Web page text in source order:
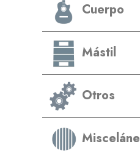
Cuerpo
Mástil
Otros